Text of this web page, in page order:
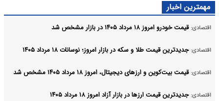
مهمترین اخبار
اقتصادی: قیمت خودرو امروز ۱۸ مرداد ۱۴۰۵ در بازار مشخص شد
اقتصادی: جدیدترین قیمت طلا و سکه در بازار امروز؛ نوسانات ۱۸ مرداد ۱۴۰۵
اقتصادی: قیمت بیت‌کوین و ارز‌های دیجیتال، امروز ۱۸ مرداد ۱۴۰۵ مشخص شد
اقتصادی: جدیدترین قیمت ارزها در بازار آزاد امروز ۱۸ مرداد ۱۴۰۵